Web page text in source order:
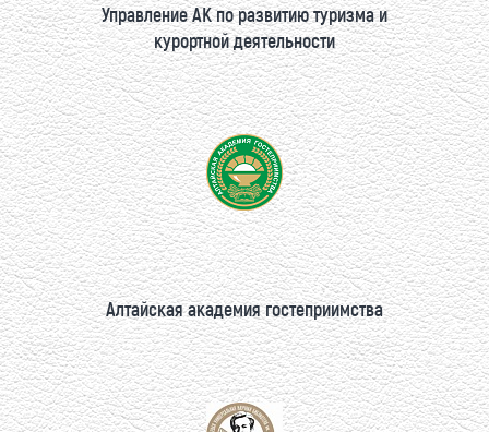
Управление АК по развитию туризма и
курортной деятельности
Алтайская академия гостеприимства